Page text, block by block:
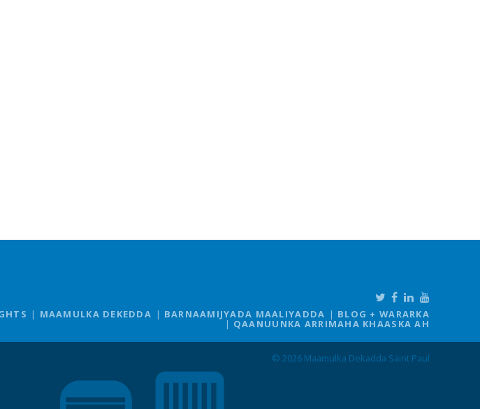
MAAMULKA DEKEDDA BARNAAMIJYADA MAALIYADDA BLOG + WARARKA
QAANUUNKA ARRIMAHA KHAASKA AH
© 2026 Maamulka Dekadda Saint Paul